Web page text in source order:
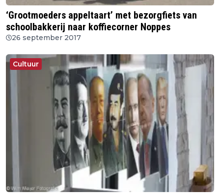
‘Grootmoeders appeltaart’ met bezorgfiets van
schoolbakkerij naar koffiecorner Noppes
26 september 2017
Cultuur